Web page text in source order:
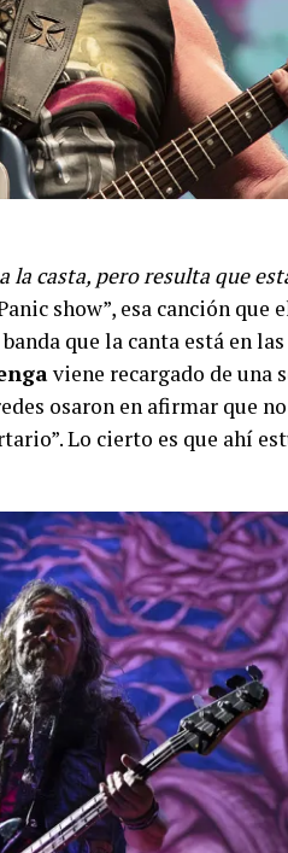
la casta, pero resulta que
show”, esa canción que
que la canta está en
viene recargado de una
osaron en afirmar que
Lo cierto es que ahí